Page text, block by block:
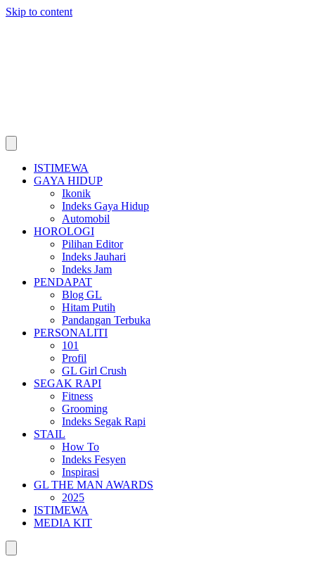
Skip to content
ISTIMEWA
GAYA HIDUP
Ikonik
Indeks Gaya Hidup
Automobil
HOROLOGI
Pilihan Editor
Indeks Jauhari
Indeks Jam
PENDAPAT
Blog GL
Hitam Putih
Pandangan Terbuka
PERSONALITI
101
Profil
GL Girl Crush
SEGAK RAPI
Fitness
Grooming
Indeks Segak Rapi
STAIL
How To
Indeks Fesyen
Inspirasi
GL THE MAN AWARDS
2025
ISTIMEWA
MEDIA KIT